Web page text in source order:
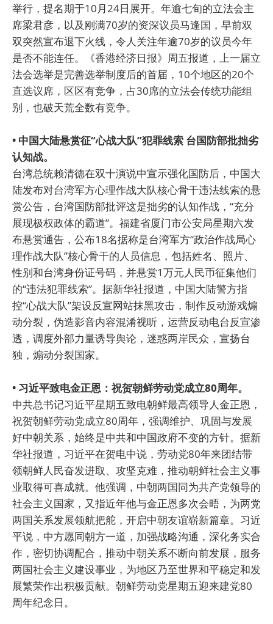
举行，提名期于10月24日展开。年逾七旬的立法会主
席梁君彦，以及刚满70岁的资深议员马逢国，早前双
双突然宣布退下火线，令人关注年逾70岁的议员今年
是否不能连任。《香港经济日报》周五报道，上一届立
法会选举是完善选举制度后的首届，10个地区的20个
直选议席，区区有竞争，占30席的立法会传统功能组
别，也破天荒全数有竞争。
• 中国大陆悬赏征“心战大队”犯罪线索 台国防部批拙劣
认知战。
台湾总统赖清德在双十演说中宣示强化国防后，中国大
陆发布对台湾军方心理作战大队核心骨干违法线索的悬
赏公告，台湾国防部批评这是拙劣的认知作战，“充分
展现极权政体的霸道”。福建省厦门市公安局星期六发
布悬赏通告，公布18名据称是台湾军方“政治作战局心
理作战大队”核心骨干的人员信息，包括姓名、照片、
性别和台湾身份证号码，并悬赏1万元人民币征集他们
的“违法犯罪线索”。据新华社报道，中国大陆警方指
控“心战大队”架设反宣网站抹黑攻击，制作反动游戏煽
动分裂，伪造影音内容混淆视听，运营反动电台反宣渗
透，调度外部力量诱导舆论，迷惑两岸民众，宣扬台
独，煽动分裂国家。
• 习近平致电金正恩：祝贺朝鲜劳动党成立80周年。
中共总书记习近平星期五致电朝鲜最高领导人金正恩，
祝贺朝鲜劳动党成立80周年，强调维护、巩固与发展
好中朝关系，始终是中共和中国政府不变的方针。据新
华社报道，习近平在贺电中说，劳动党80年来团结带
领朝鲜人民奋发进取、攻坚克难，推动朝鲜社会主义事
业取得可喜成就。他强调，中朝两国同为共产党领导的
社会主义国家，又指近年他与金正恩多次会晤，为两党
两国关系发展领航把舵，开启中朝友谊崭新篇章。习近
平说，中方愿同朝方一道，加强战略沟通，深化务实合
作，密切协调配合，推动中朝关系不断向前发展，服务
两国社会主义建设事业，为地区乃至世界和平稳定和发
展繁荣作出积极贡献。朝鲜劳动党星期五迎来建党80
周年纪念日。